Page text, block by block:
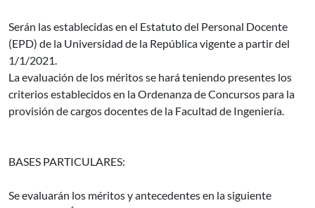
Serán las establecidas en el Estatuto del Personal Docente
(EPD) de la Universidad de la República vigente a partir del
1/1/2021.
La evaluación de los méritos se hará teniendo presentes los
criterios establecidos en la Ordenanza de Concursos para la
provisión de cargos docentes de la Facultad de Ingeniería.
BASES PARTICULARES:
Se evaluarán los méritos y antecedentes en la siguiente